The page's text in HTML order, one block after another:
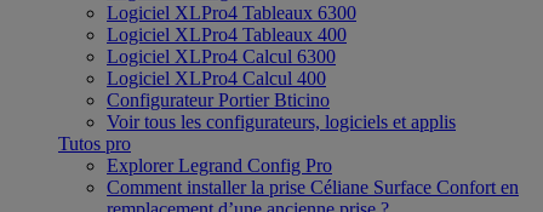
Logiciel XLPro4 Tableaux 6300
Logiciel XLPro4 Tableaux 400
Logiciel XLPro4 Calcul 6300
Logiciel XLPro4 Calcul 400
Configurateur Portier Bticino
Voir tous les configurateurs, logiciels et applis
Tutos pro
Explorer Legrand Config Pro
Comment installer la prise Céliane Surface Confort en